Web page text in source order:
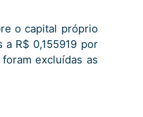
o capital próprio
R$ 0,155919 por
excluídas as